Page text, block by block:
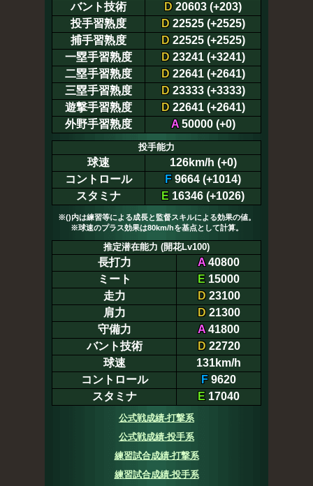
バント技術
D 20603 (+203)
投手習熟度
D22525 (+2525)
捕手習熟度
D22525 (+2525)
一塁手習熟度
D23241 (+3241)
二塁手習熟度
D22641 (+2641)
三塁手習熟度
D23333 (+3333)
遊撃手習熟度
D22641 (+2641)
外野手習熟度
A50000 (+0)
投手能力
球速
126km/h (+0)
コントロール
F 9664 (+1014)
スタミナ
E 16346 (+1026)
※()内は練習等による成長と監督スキルによる効果の値。
※球速のプラス効果は80km/hを基点として計算。
推定潜在能力 (開花Lv100)
長打力 A40800
ミート
E 15000
走力
D23100
肩力
D21300
守備力
A41800
バント技術
D22720
球速
131km/h
コントロール
F 9620
スタミナ
E 17040
公式戦成績-打撃系
公式戦成績-投手系
練習試合成績-打撃系
練習試合成績-投手系